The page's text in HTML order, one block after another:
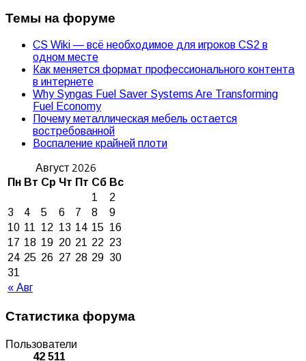
Темы на форуме
CS Wiki — всё необходимое для игроков CS2 в
одном месте
Как меняется формат профессионального контента
в интернете
Why Syngas Fuel Saver Systems Are Transforming
Fuel Economy
Почему металлическая мебель остается
востребованной
Воспаление крайней плоти
Август 2026
Пн Вт Ср Чт Пт Сб Вс
« Авг
1
2
3
4 5 6 7 8
9
10 11 12 13 14 15 16
17 18 19 20 21 22 23
24 25 26 27 28 29 30
31
Статистика форума
Пользователи
42 511